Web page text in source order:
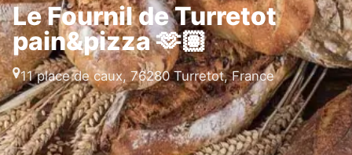
Le Fournil de Turretot
pain&pizza 🫶🏽
11 place de caux, 76280 Turretot, France